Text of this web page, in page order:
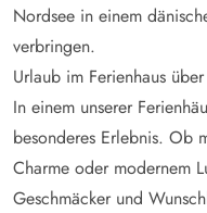
Nordsee in einem
verbringen.
Urlaub im Ferienhaus
In einem unserer
besonderes Erlebnis. Ob
Charme oder modernem
Geschmäcker und